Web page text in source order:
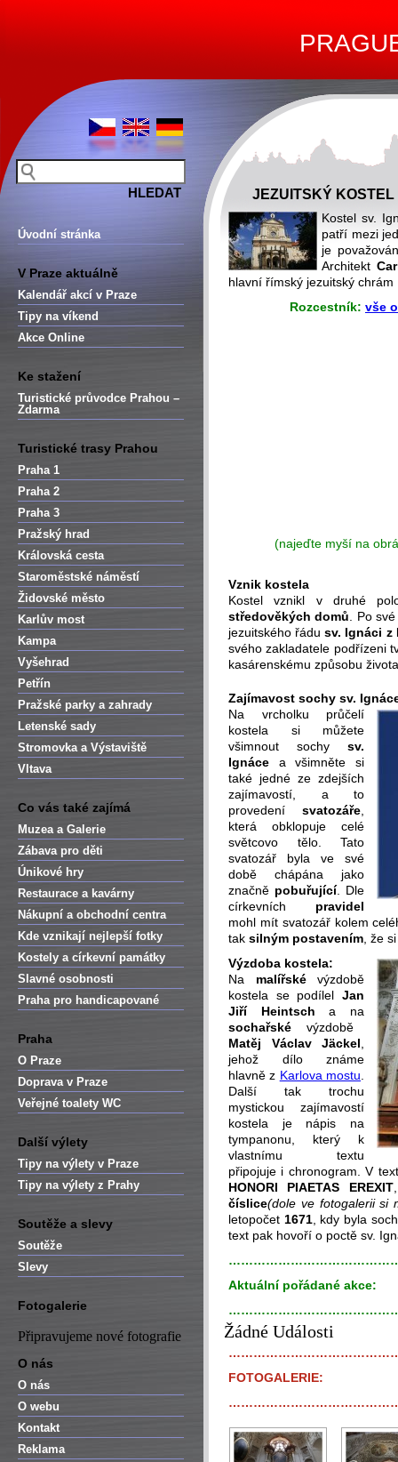
Úvodní stránka
V Praze aktuálně
Kalendář akcí v Praze
Tipy na víkend
Akce Online
Ke stažení
Turistické průvodce Prahou –
Zdarma
Turistické trasy Prahou
Praha 1
Praha 2
Praha 3
Pražský hrad
Královská cesta
Staroměstské náměstí
Židovské město
Karlův most
Kampa
Vyšehrad
Petřín
Pražské parky a zahrady
Letenské sady
Stromovka a Výstaviště
Vltava
Co vás také zajímá
Muzea a Galerie
Zábava pro děti
Únikové hry
Restaurace a kavárny
Nákupní a obchodní centra
Kde vznikají nejlepší fotky
Kostely a církevní památky
Slavné osobnosti
Praha pro handicapované
Praha
O Praze
Doprava v Praze
Veřejné toalety WC
Další výlety
Tipy na výlety v Praze
Tipy na výlety z Prahy
Soutěže a slevy
Soutěže
Slevy
Fotogalerie
Připravujeme nové fotografie
O nás
O nás
O webu
Kontakt
Reklama
JEZUITSKÝ
Kostel sv.
patří mezi
je
Architekt
hlavní římský jezuitský chrám
Rozcestník: vše
(najeďte myší na
Vznik kostela
Kostel vznikl v druhé
středověkých domů . Po
jezuitského řádusv. Ignáci z
svého zakladatele podřízeni
kasárenskému způsobu
Zajímavost sochy sv.
Na vrcholku průčelí
kostela si můžete
všimnout sochy sv.
Ignáce a všimněte si
také jedné ze zdejších
zajímavostí, a to
provedení svatozáře
která obklopuje celé
světcovo tělo. Tato
svatozář byla ve své
době chápána jako
značně pobuřující. Dle
církevních pravidel
mohl mít svatozář kolem
tak silným postavením , že
Výzdoba kostela:
Na malířskévýzdobě
kostela se podílel Jan
Jiří Heintsch a na
sochařské výzdobě
Matěj Václav Jäckel
jehož dílo známe
hlavně z Karlova mostu
Další tak trochu
mystickou zajímavostí
kostela je nápis na
tympanonu, který k
vlastnímu textu
připojuje i chronogram. V
HONORI PIAETAS EREXIT
číslice(dole ve fotogalerii si
letopočet 1671, kdy byla
text pak hovoří o poctě sv.
Aktuální pořádané akce:
Žádné Události
FOTOGALERIE: